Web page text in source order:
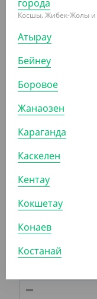
ПОХОЖИЕ
-20%
(14.50₸
Набор 1/1, черный
города
Косшы, Жибек-Жолы и
Атырау
Бейнеу
Боровое
Жанаозен
Караганда
Каскелен
Кентау
Кокшетау
Конаев
Костанай